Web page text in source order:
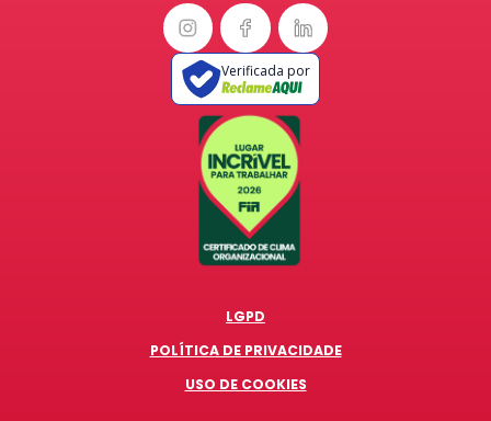
Verificada por
LGPD
POLÍTICA DE PRIVACIDADE
USO DE COOKIES